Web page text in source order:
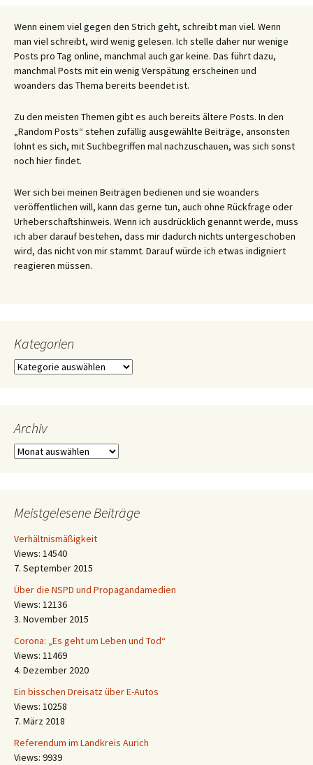
Wenn einem viel gegen den Strich geht, schreibt man viel. Wenn
man viel schreibt, wird wenig gelesen. Ich stelle daher nur wenige
Posts pro Tag online, manchmal auch gar keine. Das führt dazu,
manchmal Posts mit ein wenig Verspätung erscheinen und
woanders das Thema bereits beendet ist.
Zu den meisten Themen gibt es auch bereits ältere Posts. In den
„Random Posts“ stehen zufällig ausgewählte Beiträge, ansonsten
lohnt es sich, mit Suchbegriffen mal nachzuschauen, was sich sonst
noch hier findet.
Wer sich bei meinen Beiträgen bedienen und sie woanders
veröffentlichen will, kann das gerne tun, auch ohne Rückfrage oder
Urheberschaftshinweis. Wenn ich ausdrücklich genannt werde, muss
ich aber darauf bestehen, dass mir dadurch nichts untergeschoben
wird, das nicht von mir stammt. Darauf würde ich etwas indigniert
reagieren müssen.
Kategorien
Kategorien
Archiv
Archiv
Meistgelesene Beiträge
Verhältnismäßigkeit
Views: 14540
7. September 2015
Über die NSPD und Propagandamedien
Views: 12136
3. November 2015
Corona: „Es geht um Leben und Tod“
Views: 11469
4. Dezember 2020
Ein bisschen Dreisatz über E-Autos
Views: 10258
7. März 2018
Referendum im Landkreis Aurich
Views: 9939